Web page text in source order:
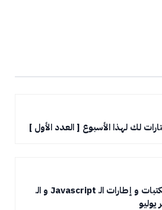
لك لهذا الأسبوع [ العدد الأول ]
إليك قائمة بأفضل مكتبات و إطارات الـ Javascript و الـ